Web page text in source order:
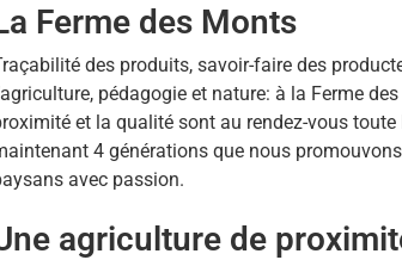
Ferme des Monts
des produits, savoir-faire des
pédagogie et nature: à la Ferme
et la qualité sont au rendez-vous toute
4 générations que nous
avec passion.
agriculture de